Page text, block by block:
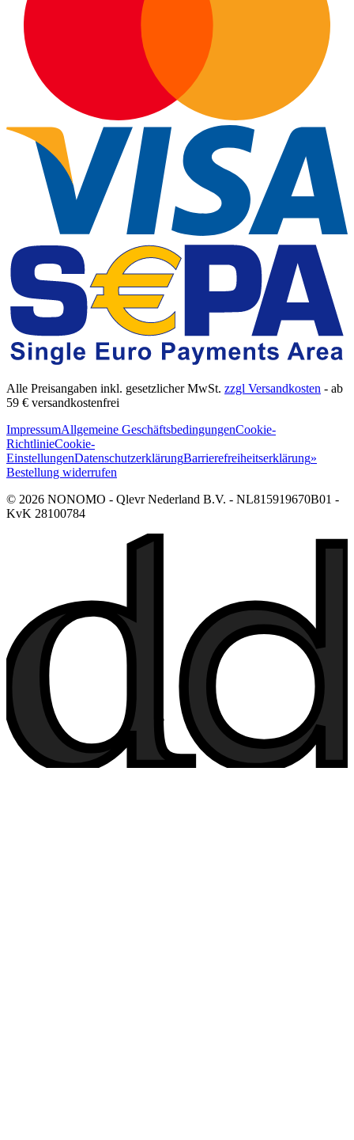
Alle Preisangaben inkl. gesetzlicher MwSt. zzgl Versandkosten - ab
59 € versandkostenfrei
ImpressumAllgemeine GeschäftsbedingungenCookie-
RichtlinieCookie-
EinstellungenDatenschutzerklärungBarrierefreiheitserklärung»
Bestellung widerrufen
© 2026 NONOMO - Qlevr Nederland B.V. - NL815919670B01 -
KvK 28100784